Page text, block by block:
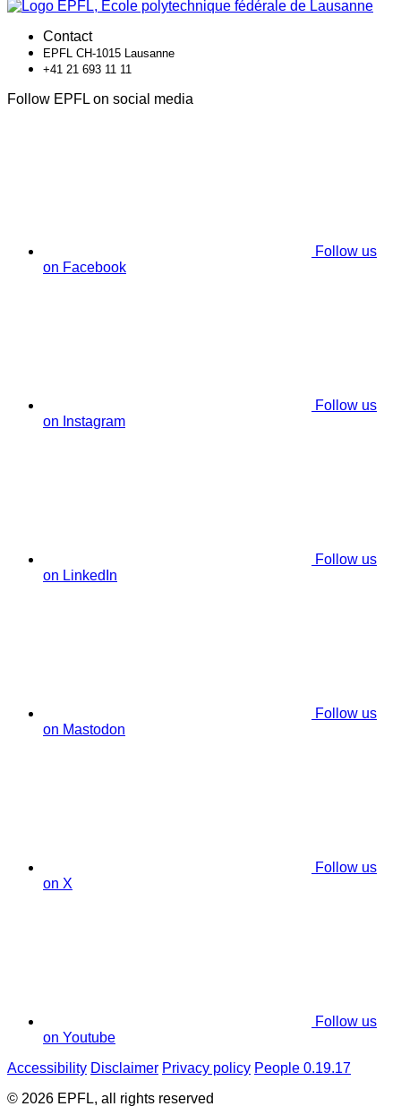
Contact
EPFL CH-1015 Lausanne
+41 21 693 11 11
Follow EPFL on social media
Follow us
on Facebook
Follow us
on Instagram
Follow us
on LinkedIn
Follow us
on Mastodon
Follow us
on X
Follow us
on Youtube
Accessibility Disclaimer Privacy policy People 0.19.17
© 2026 EPFL, all rights reserved